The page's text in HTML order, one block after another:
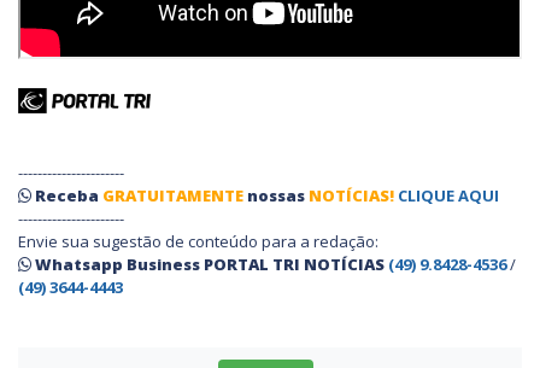
----------------------
Receba GRATUITAMENTE nossas NOTÍCIAS! CLIQUE AQUI
----------------------
Envie sua sugestão de conteúdo para a redação:
Whatsapp Business PORTAL TRI NOTÍCIAS (49) 9.8428-4536/
(49) 3644-4443